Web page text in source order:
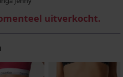
uitverkocht.